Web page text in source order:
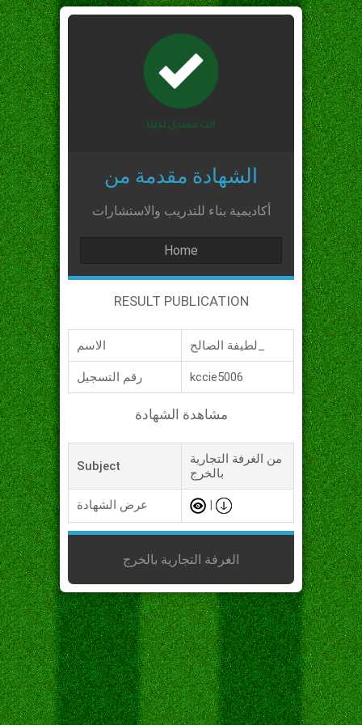
الشهادة مقدمة من
أكاديمية بناء للتدريب والاستشارات
Home
RESULT PUBLICATION
الاسم
رقم التسجيل kccie5006
مشاهدة الشهادة
Subject
من الغرفة التجارية
بالخرج
عرض الشهادة
الغرفة التجارية بالخرج